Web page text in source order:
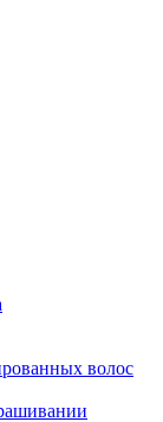
волос